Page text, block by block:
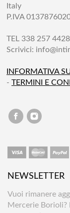
Italy
P.IVA
TEL 338 257 4428
Scrivici:
INFORMATIVA
-TERMINI E
NEWSLETTER
Vuoi rimanere
Mercerie